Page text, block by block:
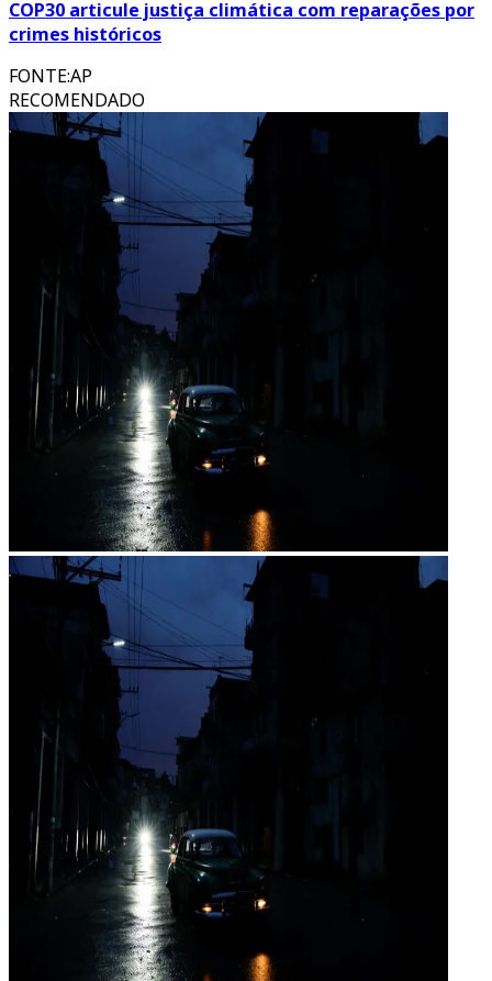
COP30 articule justiça climática com reparações por
crimes históricos
FONTE:AP
RECOMENDADO